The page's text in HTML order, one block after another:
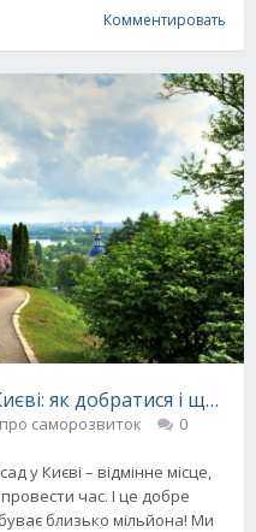
Комментировать
як добратися і що
саморозвиток 0
у Києві – відмінне місце,
час. І це добре
близько мільйона! Ми